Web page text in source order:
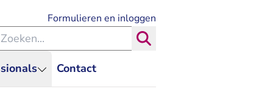
Contact
Formulieren en inloggen
binnen de Rechtspraak